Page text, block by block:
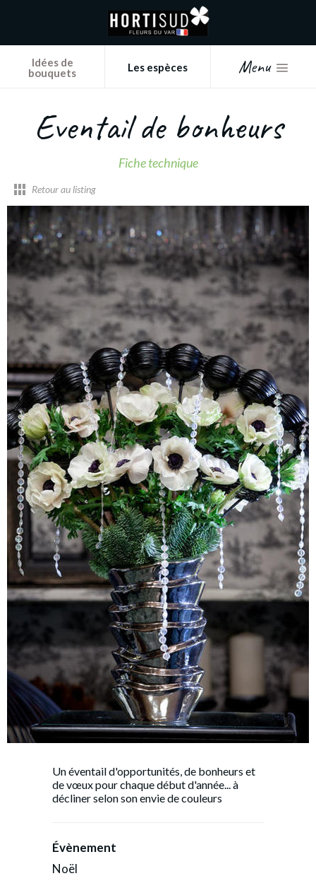
Idées de
bouquets
Les espèces Menu
Eventail de bonheurs
Fiche technique
Retour au listing
Un éventail d'opportunités, de bonheurs et
de vœux pour chaque début d'année... à
décliner selon son envie de couleurs
Évènement
Noël